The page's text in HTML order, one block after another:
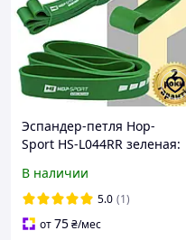
Эспандер-петля Hop-
Sport HS-L044RR зеленая:
турника, кроссфита,
фитнеса
В наличии
5.0 (1)
от75₴/мес